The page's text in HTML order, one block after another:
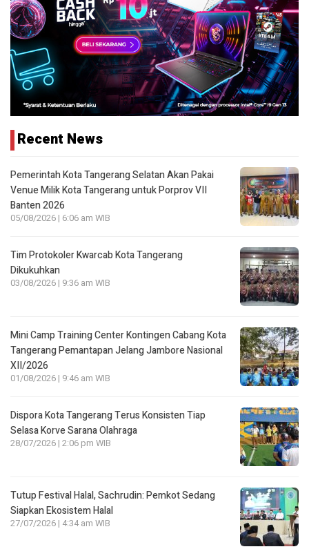
Recent News
Pemerintah Kota Tangerang Selatan Akan Pakai
Venue Milik Kota Tangerang untuk Porprov VII
Banten 2026
05/08/2026 | 6:06 am WIB
Tim Protokoler Kwarcab Kota Tangerang
Dikukuhkan
03/08/2026 | 9:36 am WIB
Mini Camp Training Center Kontingen Cabang Kota
Tangerang Pemantapan Jelang Jambore Nasional
XII/2026
01/08/2026 | 9:46 am WIB
Dispora Kota Tangerang Terus Konsisten Tiap
Selasa Korve Sarana Olahraga
28/07/2026 | 2:06 pm WIB
Tutup Festival Halal, Sachrudin: Pemkot Sedang
Siapkan Ekosistem Halal
27/07/2026 | 4:34 am WIB